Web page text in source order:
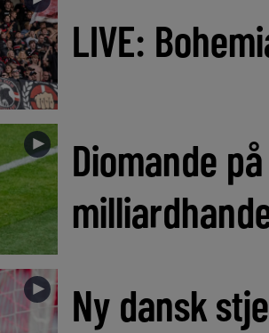
LIVE:
►
Diomande
►
Ny dansk